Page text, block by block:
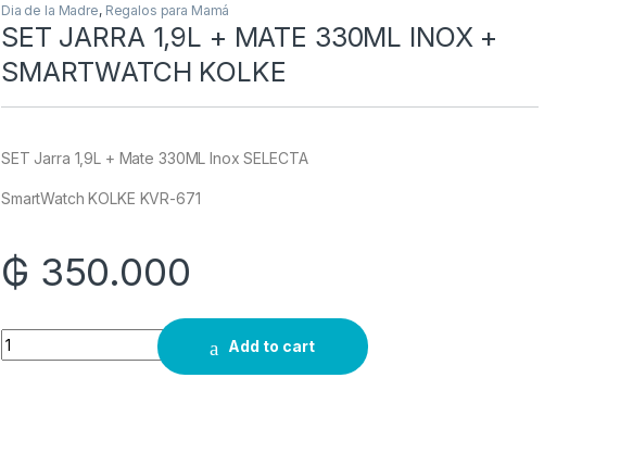
Dia de la Madre, Regalos para Mamá
SET JARRA 1,9L + MATE 330ML INOX +
SMARTWATCH KOLKE
SET Jarra 1,9L + Mate 330ML Inox SELECTA
SmartWatch KOLKE KVR-671
₲ 350.000
Quantity
Add to cart